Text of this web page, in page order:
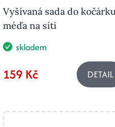
Vyšívaná sada do kočárku
méďa na síti
skladem
159 Kč DETAIL